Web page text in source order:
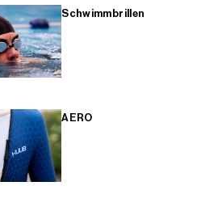
Schwimmbrillen
AERO